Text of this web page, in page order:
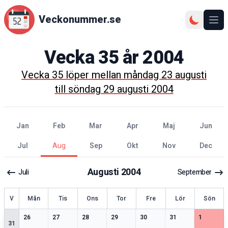
Veckonummer.se
Vecka35år2004
Vecka35löper mellanmåndag 23 augusti
tillsöndag 29 augusti 2004
jan feb mar apr maj
jun
jul
aug sep okt nov dec
Juli Augusti 2004 September
Vecka Mån Tis Ons Tor Fre Lör Sön
31
26
2speciella datum
27
1speciella datum
28
2speciella datum
29
2speciella datum
30
1speciella datum
31
2speciella datum
11